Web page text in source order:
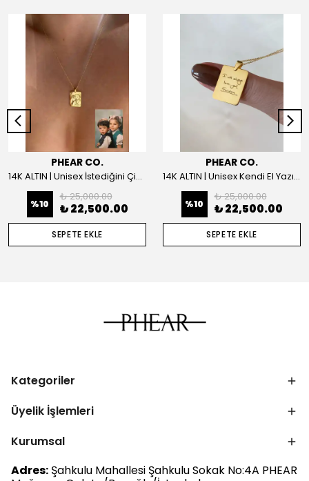
PHEAR CO.
14K ALTIN | Unisex İstediğini Çizdir Kolye
%10
₺ 25,000.00
₺ 22,500.00
SEPETE EKLE
PHEAR CO.
14K ALTIN | Unisex Kendi El Yazın ile İstediğini Yazdır Plaka Kolye
%10
₺ 25,000.00
₺ 22,500.00
SEPETE EKLE
Kategoriler
Üyelik İşlemleri
Kurumsal
Adres: Şahkulu Mahallesi Şahkulu Sokak No:4A PHEAR